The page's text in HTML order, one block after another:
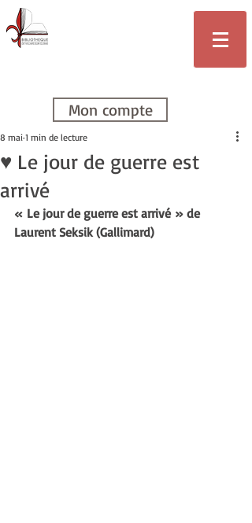
Mon compte
♥ Le jour de guerre est
arrivé
8 mai 1 min de lecture
« Le jour de guerre est arrivé » de
Laurent Seksik (Gallimard)